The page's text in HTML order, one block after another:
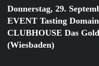
Donnerstag, 29.
EVENT Tasting
CLUBHOUSE Das
(Wiesbaden)